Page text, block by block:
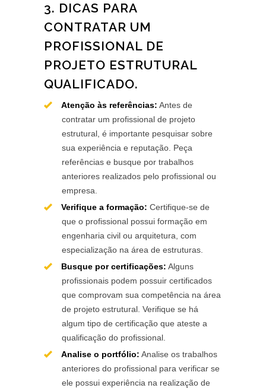
3. DICAS PARA
CONTRATAR UM
PROFISSIONAL DE
PROJETO ESTRUTURAL
QUALIFICADO.
Atenção às referências: ‍Antes de
contratar um profissional de projeto
estrutural, é importante pesquisar ‌sobre
sua experiência e reputação. Peça
referências e‍ busque por‌ trabalhos
anteriores realizados pelo profissional ou
‌empresa.
Verifique a formação: Certifique-se de
que o profissional possui formação em
engenharia civil ou arquitetura, com
especialização na área de estruturas.
Busque por certificações: Alguns
profissionais ​podem possuir certificados
que comprovam sua competência na área
de projeto estrutural. Verifique se há
algum tipo de certificação que ateste a
qualificação do profissional.
Analise o portfólio: Analise os trabalhos
anteriores do profissional para verificar se
ele possui experiência na⁢ realização de